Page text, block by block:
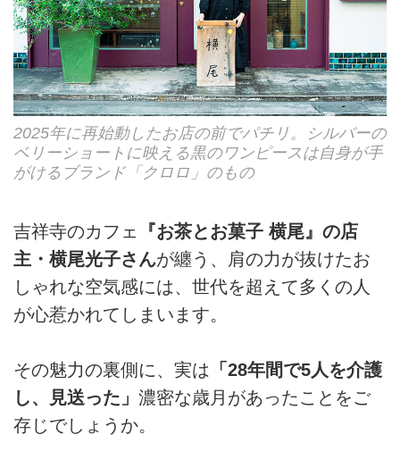
2025年に再始動したお店の前でパチリ。シルバーの
ベリーショートに映える黒のワンピースは自身が手
がけるブランド「クロロ」のもの
吉祥寺のカフェ
『お茶とお菓子 横尾』の店
主・横尾光子さんが纏う、肩の力が抜けたお
しゃれな空気感には、世代を超えて多くの人
が心惹かれてしまいます。
その魅力の裏側に、実は 「28年間で5人を介護
し、見送った」 濃密な歳月があったことをご
存じでしょうか。